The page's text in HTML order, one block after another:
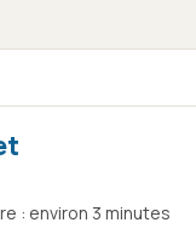
: environ 3 minutes